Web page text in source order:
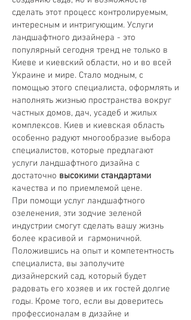
сделать этот процесс контролируемым,
интересным и интригующим. Услуги
ландшафтного дизайнера - это
популярный сегодня тренд не только в
Киеве и киевский области, но и во всей
Украине и мире. Стало модным, с
помощью этого специалиста, оформлять и
наполнять жизнью пространства вокруг
частных домов, дач, усадеб и жилых
комплексов. Киев и киевская область
особенно радуют многообразие выбора
специалистов, которые предлагают
услуги ландшафтного дизайна с
достаточно высокими стандартами
качества и по приемлемой цене.
При помощи услуг ландшафтного
озеленения, эти зодчие зеленой
индустрии смогут сделать вашу жизнь
более красивой и гармоничной.
Положившись на опыт и компетентность
специалиста, вы заполучите
дизайнерский сад, который будет
радовать его хозяев и их гостей долгие
годы. Кроме того, если вы доверитесь
профессионалам в дизайне и